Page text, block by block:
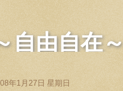
自由自在～
年1月27日 星期日